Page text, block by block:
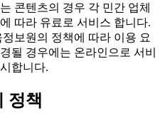
콘텐츠의 경우 각 민간 업체
따라 유료로 서비스 합니다.
보원의 정책에 따라 이용 요
될 경우에는 온라인으로 서비
합니다.
정책